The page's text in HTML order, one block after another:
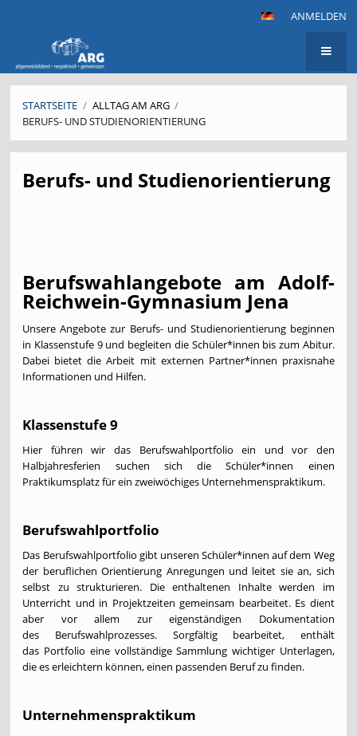
ANMELDEN
STARTSEITE / ALLTAG AM ARG /
BERUFS- UND STUDIENORIENTIERUNG
und
Berufs- und Studienorientierung
Berufswahlangebote am Adolf-
Reichwein-Gymnasium Jena
Unsere Angebote zur Berufs- und Studienorientierung beginnen
in Klassenstufe 9 und begleiten die Schüler*innen bis zum Abitur.
Dabei bietet die Arbeit mit externen Partner*innen praxisnahe
Informationen und Hilfen.
Klassenstufe 9
Hier führen wir das Berufswahlportfolio ein und vor den
Halbjahresferien suchen sich die Schüler*innen einen
Praktikumsplatz für ein zweiwöchiges Unternehmenspraktikum.
Berufswahlportfolio
Das Berufswahlportfolio gibt unseren Schüler*innen auf dem Weg
der beruflichen Orientierung Anregungen und leitet sie an, sich
selbst zu strukturieren. Die enthaltenen Inhalte werden im
Unterricht und in Projektzeiten gemeinsam bearbeitet. Es dient
aber vor allem zur eigenständigen Dokumentation
des Berufswahlprozesses. Sorgfältig bearbeitet, enthält
das Portfolio eine vollständige Sammlung wichtiger Unterlagen,
die es erleichtern können, einen passenden Beruf zu finden.
Unternehmenspraktikum